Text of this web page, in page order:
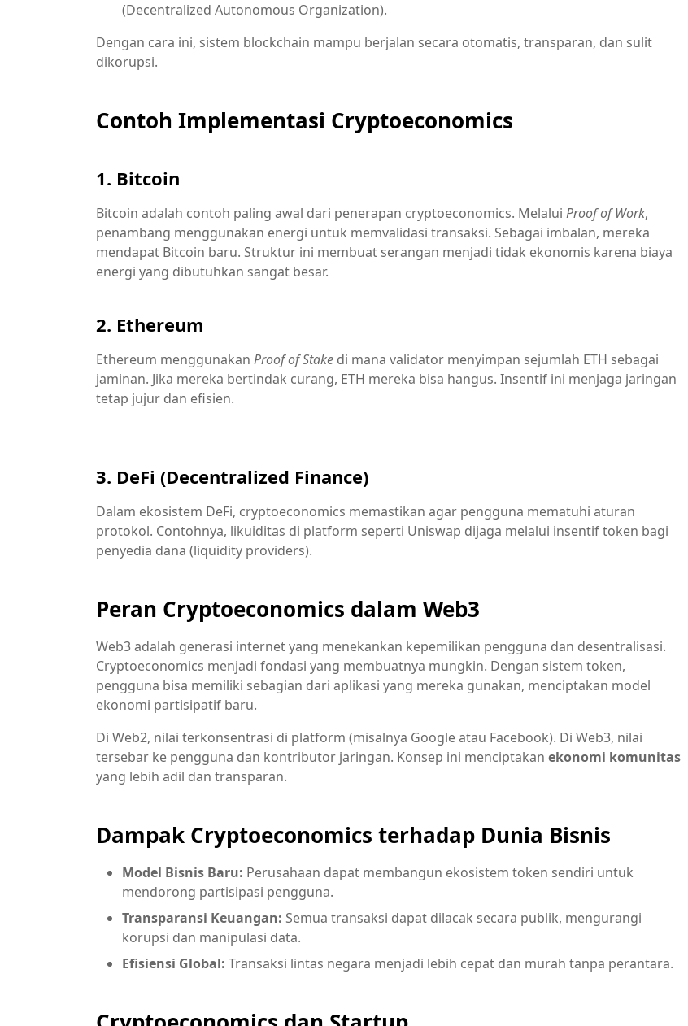
(Decentralized Autonomous Organization).
Dengan cara ini, sistem blockchain mampu berjalan secara otomatis, transparan, dan sulit
dikorupsi.
Contoh Implementasi Cryptoeconomics
1. Bitcoin
Bitcoin adalah contoh paling awal dari penerapan cryptoeconomics. Melalui Proof of Work,
penambang menggunakan energi untuk memvalidasi transaksi. Sebagai imbalan, mereka
mendapat Bitcoin baru. Struktur ini membuat serangan menjadi tidak ekonomis karena biaya
energi yang dibutuhkan sangat besar.
2. Ethereum
Ethereum menggunakan Proof of Stake di mana validator menyimpan sejumlah ETH sebagai
jaminan. Jika mereka bertindak curang, ETH mereka bisa hangus. Insentif ini menjaga jaringan
tetap jujur dan efisien.
3. DeFi (Decentralized Finance)
Dalam ekosistem DeFi, cryptoeconomics memastikan agar pengguna mematuhi aturan
protokol. Contohnya, likuiditas di platform seperti Uniswap dijaga melalui insentif token bagi
penyedia dana (liquidity providers).
Peran Cryptoeconomics dalam Web3
Web3 adalah generasi internet yang menekankan kepemilikan pengguna dan desentralisasi.
Cryptoeconomics menjadi fondasi yang membuatnya mungkin. Dengan sistem token,
pengguna bisa memiliki sebagian dari aplikasi yang mereka gunakan, menciptakan model
ekonomi partisipatif baru.
Di Web2, nilai terkonsentrasi di platform (misalnya Google atau Facebook). Di Web3, nilai
tersebar ke pengguna dan kontributor jaringan. Konsep ini menciptakan ekonomi komunitas
yang lebih adil dan transparan.
Dampak Cryptoeconomics terhadap Dunia Bisnis
Model Bisnis Baru: Perusahaan dapat membangun ekosistem token sendiri untuk
mendorong partisipasi pengguna.
Transparansi Keuangan: Semua transaksi dapat dilacak secara publik, mengurangi
korupsi dan manipulasi data.
Efisiensi Global: Transaksi lintas negara menjadi lebih cepat dan murah tanpa perantara.